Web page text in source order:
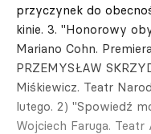
przyczynek do
kinie. 3. "Honorowy
Mariano Cohn.
PRZEMYSŁAW
Miśkiewicz. Teatr
lutego. 2) "Spowiedź
Wojciech Faruga.